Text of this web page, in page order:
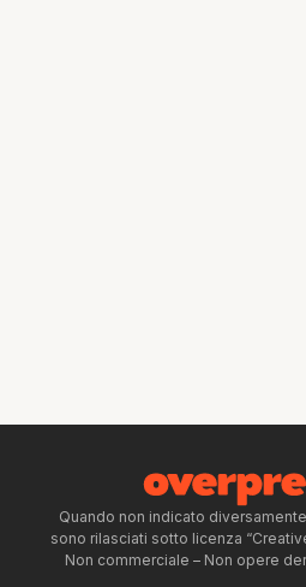
Quando non indicato
sono rilasciati sotto licenza
Non commerciale – Non opere